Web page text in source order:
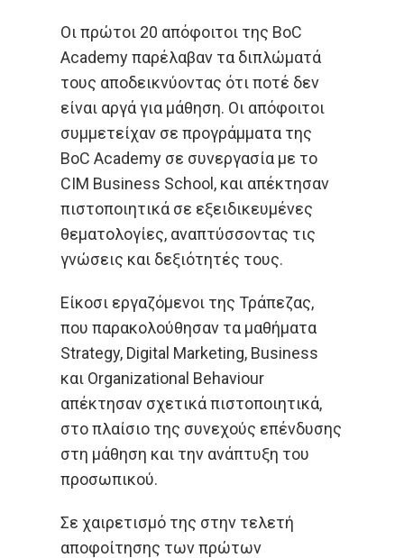
Οι πρώτοι 20 απόφοιτοι της BoC
Academy παρέλαβαν τα διπλώματά
τους αποδεικνύοντας ότι ποτέ δεν
είναι αργά για μάθηση. Οι απόφοιτοι
συμμετείχαν σε προγράμματα της
BoC Academy σε συνεργασία με το
CIM Business School, και απέκτησαν
πιστοποιητικά σε εξειδικευμένες
θεματολογίες, αναπτύσσοντας τις
γνώσεις και δεξιότητές τους.
Είκοσι εργαζόμενοι της Τράπεζας,
που παρακολούθησαν τα μαθήματα
Strategy, Digital Marketing, Business
και Organizational Behaviour
απέκτησαν σχετικά πιστοποιητικά,
στο πλαίσιο της συνεχούς επένδυσης
στη μάθηση και την ανάπτυξη του
προσωπικού.
Σε χαιρετισμό της στην τελετή
αποφοίτησης των πρώτων